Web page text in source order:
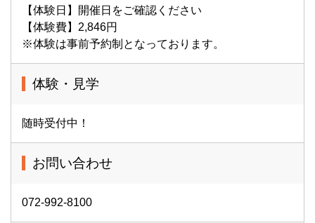
【体験日】開催日をご確認ください
【体験費】2,846円
※体験は事前予約制となっております。
体験・見学
随時受付中！
お問い合わせ
072-992-8100